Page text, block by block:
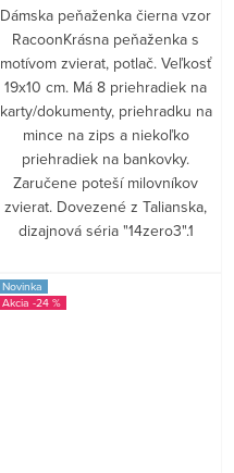
Dámska peňaženka čierna vzor
RacoonKrásna peňaženka s
motívom zvierat, potlač. Veľkosť
19x10 cm. Má 8 priehradiek na
karty/dokumenty, priehradku na
mince na zips a niekoľko
priehradiek na bankovky.
Zaručene poteší milovníkov
zvierat. Dovezené z Talianska,
dizajnová séria "14zero3".1
Novinka
-24 %